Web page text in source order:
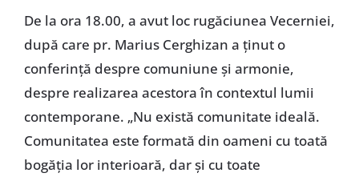
De la ora 18.00, a avut loc rugăciunea Vecerniei,
după care pr. Marius Cerghizan a ținut o
conferință despre comuniune și armonie,
despre realizarea acestora în contextul lumii
contemporane. „Nu există comunitate ideală.
Comunitatea este formată din oameni cu toată
bogăția lor interioară, dar și cu toate